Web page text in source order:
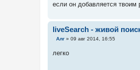
если он добавляется
liveSearch - живой
С
б
Алг » 09 авг 2014, 16:55
легко